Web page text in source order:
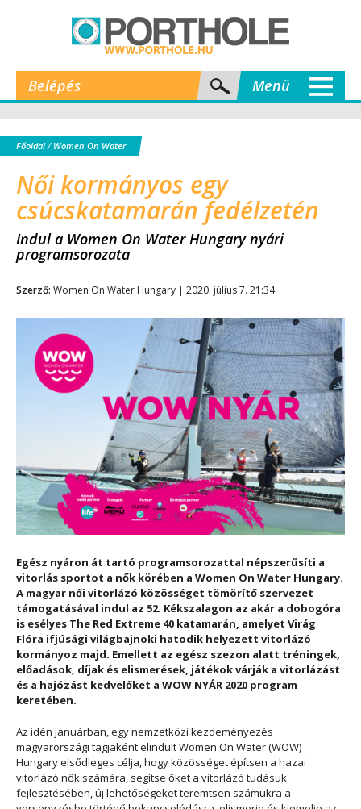
Belépés Menü
Főoldal/ Women On Water
Női kormányos egy
csúcskatamarán fedélzetén
Indul a Women On Water Hungary nyári
programsorozata
Szerző: Women On Water Hungary | 2020. július 7. 21:34
Egész nyáron át tartó programsorozattal népszerűsíti a
vitorlás sportot a nők körében a Women On Water Hungary.
A magyar női vitorlázó közösséget tömörítő szervezet
támogatásával indul az 52. Kékszalagon az akár a dobogóra
is esélyes The Red Extreme 40 katamarán, amelyet Virág
Flóra ifjúsági világbajnoki hatodik helyezett vitorlázó
kormányoz majd. Emellett az egész szezon alatt tréningek,
előadások, díjak és elismerések, játékok várják a vitorlázást
és a hajózást kedvelőket a WOW NYÁR 2020 program
keretében.
Az idén januárban, egy nemzetközi kezdeményezés
magyarországi tagjaként elindult Women On Water (WOW)
Hungary elsődleges célja, hogy közösséget építsen a hazai
vitorlázó nők számára, segítse őket a vitorlázó tudásuk
fejlesztésében, új lehetőségeket teremtsen számukra a